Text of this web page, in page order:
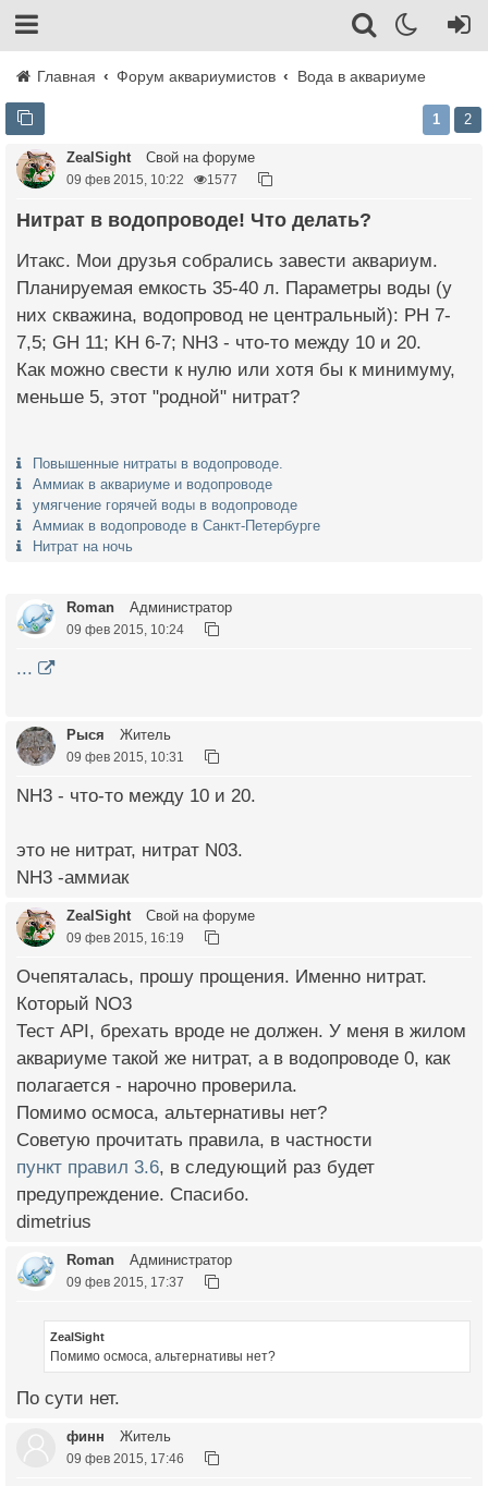
Главная Форум аквариумистов Вода в аквариуме
1 2
ZealSight Свой на форуме
09 фев 2015, 10:22 1577
Нитрат в водопроводе! Что делать?
Итакс. Мои друзья собрались завести аквариум.
Планируемая емкость 35-40 л. Параметры воды (у
них скважина, водопровод не центральный): PH 7-
7,5; GH 11; KH 6-7; NH3 - что-то между 10 и 20.
Как можно свести к нулю или хотя бы к минимуму,
меньше 5, этот "родной" нитрат?
Повышенные нитраты в водопроводе.
Аммиак в аквариуме и водопроводе
умягчение горячей воды в водопроводе
Аммиак в водопроводе в Санкт-Петербурге
Нитрат на ночь
Roman Администратор
09 фев 2015, 10:24
...
Рыся Житель
09 фев 2015, 10:31
NH3 - что-то между 10 и 20.
это не нитрат, нитрат N03.
NH3 -аммиак
ZealSight Свой на форуме
09 фев 2015, 16:19
Очепяталась, прошу прощения. Именно нитрат.
Который NO3
Тест API, брехать вроде не должен. У меня в жилом
аквариуме такой же нитрат, а в водопроводе 0, как
полагается - нарочно проверила.
Помимо осмоса, альтернативы нет?
Советую прочитать правила, в частности
пункт правил 3.6, в следующий раз будет
предупреждение. Спасибо.
dimetrius
Roman Администратор
09 фев 2015, 17:37
ZealSight
Помимо осмоса, альтернативы нет?
По сути нет.
финн Житель
09 фев 2015, 17:46